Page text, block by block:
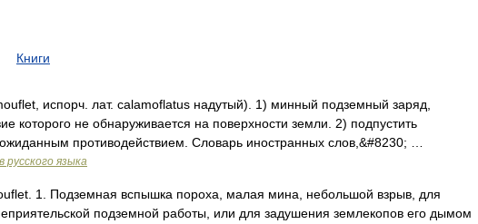
Книги
испорч. лат. calamoflatus надутый). 1) минный подземный заряд,
которого не обнаруживается на поверхности земли. 2) подпустить
противодействием. Словарь иностранных слов,&#8230; …
языка
1. Подземная вспышка пороха, малая мина, небольшой взрыв, для
подземной работы, или для задушения землекопов его дымом